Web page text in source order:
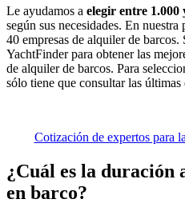
Le ayudamos a elegir entre 1.000
según sus necesidades. En
40 empresas de alquiler de
YachtFinder para obtener las
de alquiler de barcos. Para
sólo tiene que consultar las
Cotización de expertos para
¿Cuál es la duración
en barco?